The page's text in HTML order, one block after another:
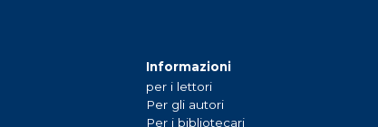
Informazioni
per i lettori
Per gli autori
Per i bibliotecari